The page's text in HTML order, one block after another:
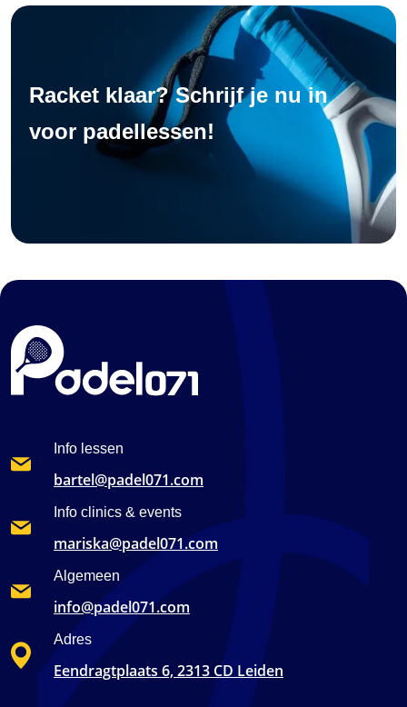
Racket klaar? Schrijf je nu in
voor padellessen!
Info lessen
bartel@padel071.com
Info clinics & events
mariska@padel071.com
Algemeen
info@padel071.com
Adres
Eendragtplaats 6, 2313 CD Leiden